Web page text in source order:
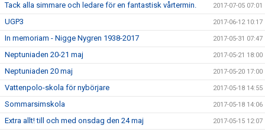
Tack alla simmare och ledare för en fantastisk vårtermin. 2017-07-05 07:01
UGP3 2017-06-12 10:17
In memoriam - Nigge Nygren 1938-2017 2017-05-31 07:47
Neptuniaden 20-21 maj 2017-05-21 18:00
Neptuniaden 20 maj 2017-05-20 17:00
Vattenpolo-skola för nybörjare 2017-05-18 14:55
Sommarsimskola 2017-05-18 14:06
Extra allt! till och med onsdag den 24 maj 2017-05-15 12:07